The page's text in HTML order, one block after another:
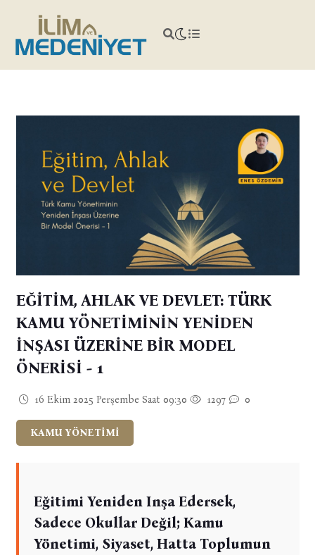
EĞİTİM, AHLAK VE DEVLET: TÜRK
KAMU YÖNETİMİNİN YENİDEN
İNŞASI ÜZERİNE BİR MODEL
ÖNERİSİ - 1
16 Ekim 2025 Perşembe Saat 09:30 1297 0
KAMU YÖNETİMİ
Eğitimi Yeniden Inşa Edersek,
Sadece Okullar Değil; Kamu
Yönetimi, Siyaset, Hatta Toplumun